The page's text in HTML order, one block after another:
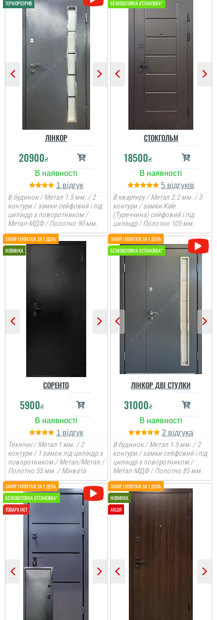
Вячеслав
Потрібно було замінити
двері старі на нові. бо
вже старі двері ледь
дихали, вибрали данну
модель сподобався
дизайн та колір.
Встановили через пару
днів, поки все наче ок...
Іван
Велике дякую за
виконану роботу і за
двері, все сподобалось,
хлопці молодці.
читати всі відгуки
ЛІНКОР
20900₴
1
В будинок / Метал 1.5 мм. / 2
контури / замки сейфовий і під
циліндр з поворотником /
Метал-МДФ / Полотно 90 мм.
СТОКГОЛЬМ
18500₴
5
В квартиру / Метал 2.2 мм. / 3
контури / замки Kale
(Туреччина) сейфовий і під
циліндр / Полотно 105 мм.
СОРЕНТО
5900₴
1
Технічні / Метал 1 мм. / 2
контури / 1 замок під циліндр з
поворотником / Метал/Метал /
Полотно 55 мм. / Мінвата
ЛІНКОР ДВІ СТУЛКИ
31000₴
2
В будинок / Метал 1.5 мм. / 2
контури / замки сейфовий і під
циліндр з поворотником /
Метал-МДФ / Полотно 85 мм.